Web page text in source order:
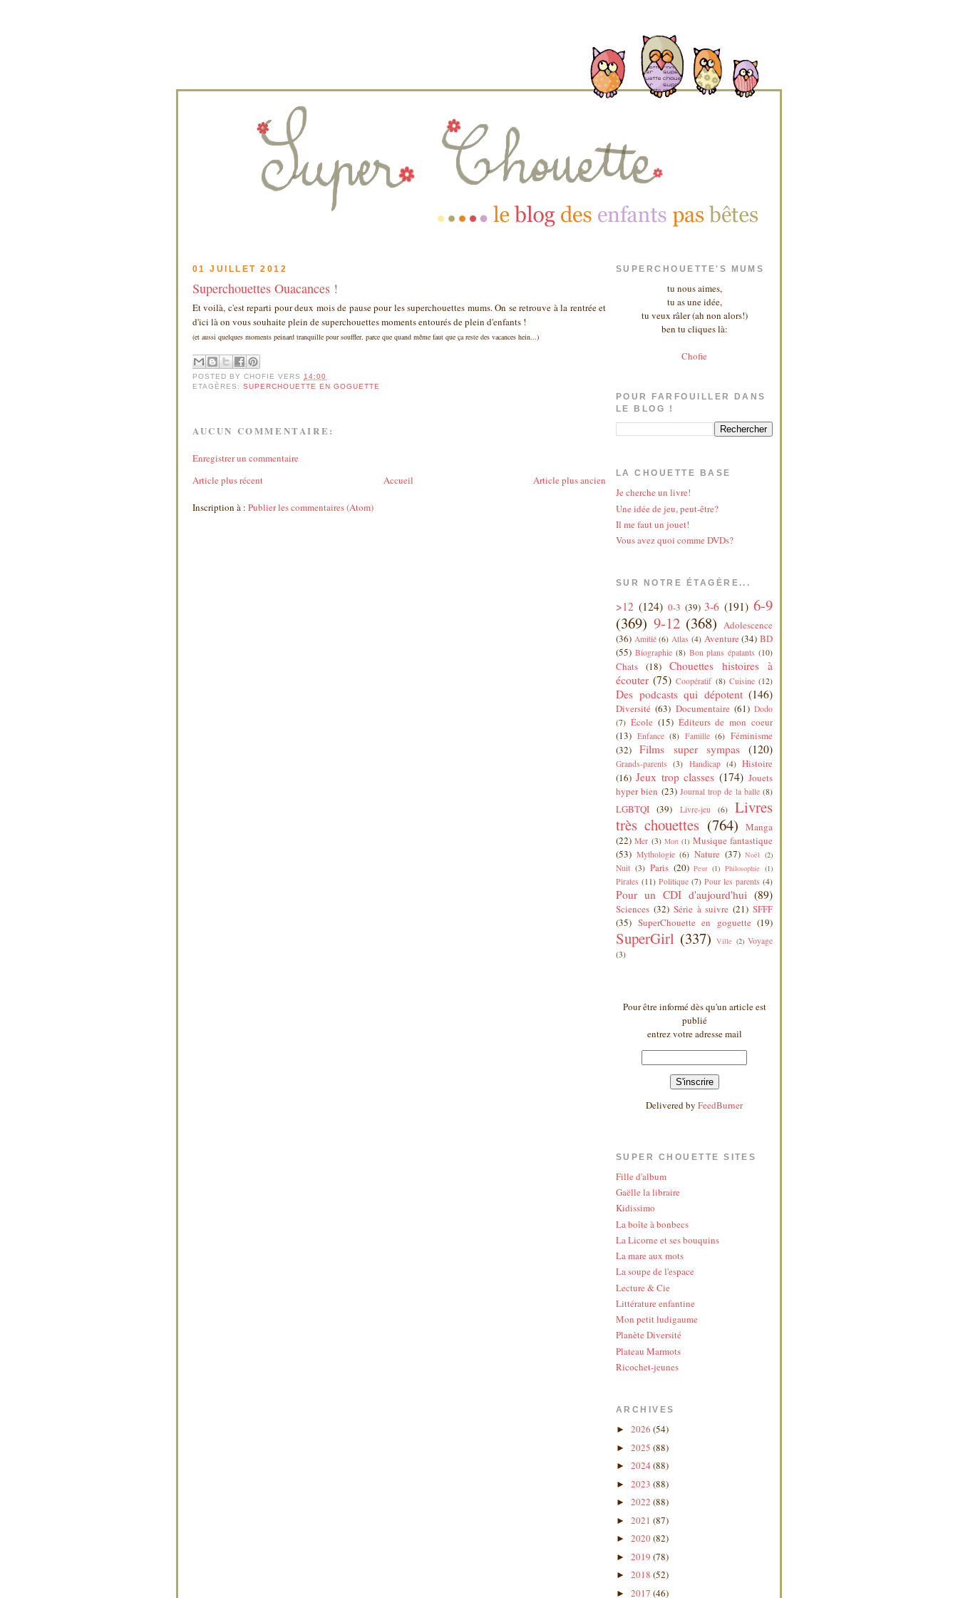
01 JUILLET 2012
Superchouettes Ouacances !
Et voilà, c'est reparti pour deux mois de pause pour les superchouettes mums. On se retrouve à la rentrée et
d'ici là on vous souhaite plein de superchouettes moments entourés de plein d'enfants !
(et aussi quelques moments peinard tranquille pour souffler, parce que quand même faut que ça reste des vacances hein...)
POSTED BYCHOFIE VERS 14:00
ETAGÈRES:SUPERCHOUETTE EN GOGUETTE
AUCUN COMMENTAIRE:
Enregistrer un commentaire
Article plus récent
Article plus ancien
Accueil
Inscription à : Publier les commentaires (Atom)
SUPERCHOUETTE'S MUMS
tu nous aimes,
tu as une idée,
tu veux râler (ah non alors!)
ben tu cliques là:
Chofie
POUR FARFOUILLER DANS
LE BLOG !
LA CHOUETTE BASE
Je cherche un livre!
Une idée de jeu, peut-être?
Il me faut un jouet!
Vous avez quoi comme DVDs?
SUR NOTRE ÉTAGÈRE...
>12 (124) 0-3 (39) 3-6 (191) 6-9
(369) 9-12 (368)
Adolescence
(36) Amitié (6) Atlas (4) Aventure (34) BD
(55) Biographie (8) Bon plans épatants (10)
Chats (18)
Chouettes histoires à
écouter (75) Coopératif (8) Cuisine (12)
Des podcasts qui dépotent (146)
Diversité (63) Documentaire (61) Dodo
(7) École (15) Éditeurs de mon coeur
(13) Enfance (8) Famille (6) Féminisme
(32)
Films super sympas (120)
Grands-parents (3) Handicap (4) Histoire
(16) Jeux trop classes (174) Jouets
hyper bien (23) Journal trop de la balle (8)
LGBTQI (39) Livre-jeu (6)
Livres
très chouettes (764)
Manga
(22) Mer (3) Mort (1) Musique fantastique
(53) Mythologie (6) Nature (37) Noël (2)
Nuit (3) Paris (20) Peur (1) Philosophie (1)
Pirates (11) Politique (7) Pour les parents (4)
Pour un CDI d'aujourd'hui (89)
Sciences (32) Série à suivre (21) SFFF
(35) SuperChouette en goguette (19)
SuperGirl (337) Ville (2) Voyage
(3)
Pour être informé dès qu'un article est
publié
entrez votre adresse mail
Delivered by FeedBurner
SUPER CHOUETTE SITES
Fille d'album
Gaëlle la libraire
Kidissimo
La boîte à bonbecs
La Licorne et ses bouquins
La mare aux mots
La soupe de l'espace
Lecture & Cie
Littérature enfantine
Mon petit ludigaume
Planète Diversité
Plateau Marmots
Ricochet-jeunes
ARCHIVES
► 2026 (54)
► 2025 (88)
► 2024 (88)
► 2023 (88)
► 2022 (88)
► 2021 (87)
► 2020(82)
► 2019 (78)
► 2018 (52)
► 2017 (46)